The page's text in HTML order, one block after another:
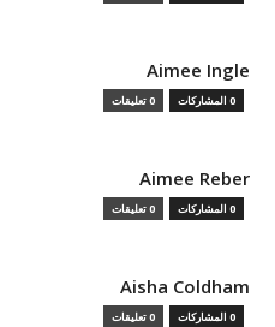
Aimee Ingle
0 المشاركات 0 تعليقات
Aimee Reber
0 المشاركات 0 تعليقات
Aisha Coldham
0 المشاركات 0 تعليقات